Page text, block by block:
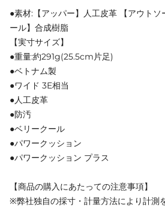
●素材:【アッパー】人工皮革 【アウトソ
ール】合成樹脂
【実寸サイズ】
●重量:約291g(25.5cm片足)
●ベトナム製
●ワイド 3E相当
●人工皮革
●防汚
●ベリークール
●パワークッション
●パワークッション プラス
【商品の購入にあたっての注意事項】
※弊社独自の採寸・計量方法により計測